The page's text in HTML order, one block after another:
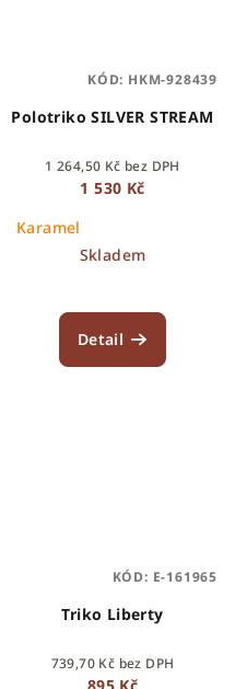
Polotriko SILVER STREAM
1 264,50 Kč bez DPH
1 530 Kč
Karamel
Skladem
Detail
KÓD: HKM-928439
Triko Liberty
739,70 Kč bez DPH
KÓD: E-161965